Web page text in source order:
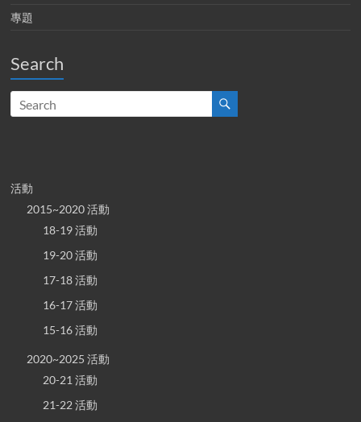
專題
Search
活動
2015~2020 活動
18-19 活動
19-20 活動
17-18 活動
16-17 活動
15-16 活動
2020~2025 活動
20-21 活動
21-22 活動